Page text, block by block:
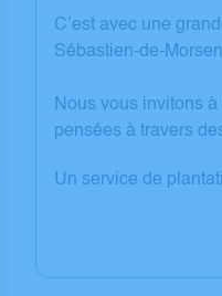
C’est avec une
Sébastien-de-
Nous vous invitons
pensées à travers
Un service de